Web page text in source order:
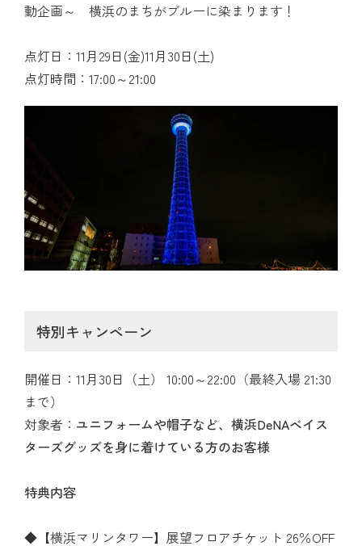
動企画～ 横浜のまちがブルーに染まります！
点灯日：11月29日(金)11月30日(土)
点灯時間：17:00～21:00
特別キャンペーン
開催日：11月30日（土） 10:00～22:00（最終入場 21:30
まで）
対象者： ユニフォームや帽子など、横浜DeNAベイス
ターズグッズを身に着けている方のお客様
特典内容
◆【横浜マリンタワー】展望フロアチケット 26％OFF